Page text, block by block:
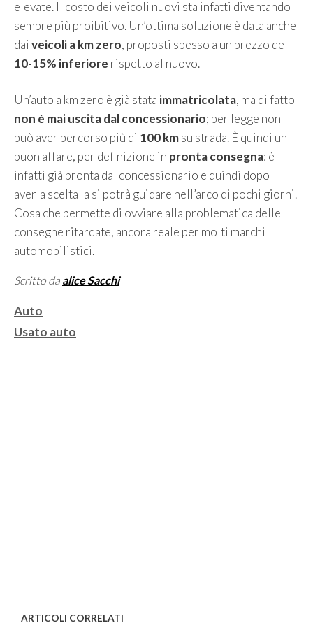
elevate. Il costo dei veicoli nuovi sta infatti diventando
sempre più proibitivo. Un’ottima soluzione è data anche
dai veicoli a km zero, proposti spesso a un prezzo del
10-15% inferiore rispetto al nuovo.
Un’auto a km zero è già stata immatricolata, ma di fatto
non è mai uscita dal concessionario; per legge non
può aver percorso più di 100 kmsu strada. È quindi un
buon affare, per definizione in pronta consegna: è
infatti già pronta dal concessionario e quindi dopo
averla scelta la si potrà guidare nell’arco di pochi giorni.
Cosa che permette di ovviare alla problematica delle
consegne ritardate, ancora reale per molti marchi
automobilistici.
Scritto da alice Sacchi
Categorie
Auto
Tag
Usato auto
ARTICOLI CORRELATI